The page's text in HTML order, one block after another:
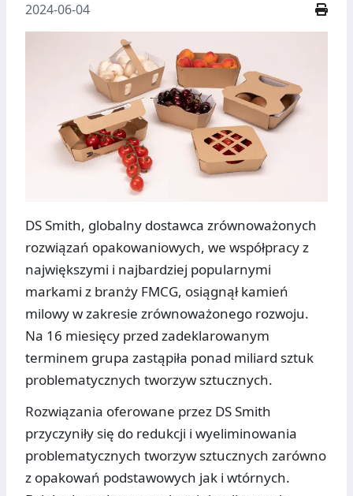
2024-06-04
DS Smith, globalny dostawca zrównoważonych
rozwiązań opakowaniowych, we współpracy z
największymi i najbardziej popularnymi
markami z branży FMCG, osiągnął kamień
milowy w zakresie zrównoważonego rozwoju.
Na 16 miesięcy przed zadeklarowanym
terminem grupa zastąpiła ponad miliard sztuk
problematycznych tworzyw sztucznych.
Rozwiązania oferowane przez DS Smith
przyczyniły się do redukcji i wyeliminowania
problematycznych tworzyw sztucznych zarówno
z opakowań podstawowych jak i wtórnych.